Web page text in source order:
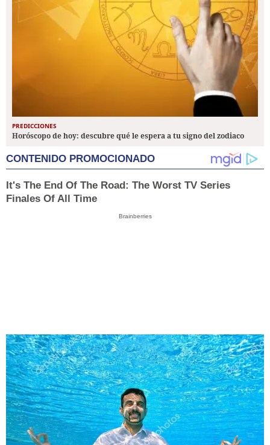
PREDICCIONES
Horóscopo de hoy: descubre qué le espera a tu signo del zodiaco
CONTENIDO PROMOCIONADO
It's The End Of The Road: The Worst TV Series
Finales Of All Time
Brainberries